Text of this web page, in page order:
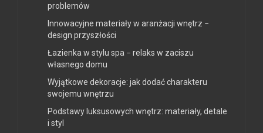
problemów
Innowacyjne materiały w aranżacji wnętrz −
design przyszłości
Łazienka w stylu spa − relaks w zaciszu
własnego domu
Wyjątkowe dekoracje: jak dodać charakteru
swojemu wnętrzu
Podstawy luksusowych wnętrz: materiały, detale
i styl